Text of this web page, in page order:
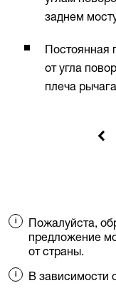
заднем
Постоянная
от угла
плеча рычага
Пожалуйста,
предложение
от страны.
В зависимости